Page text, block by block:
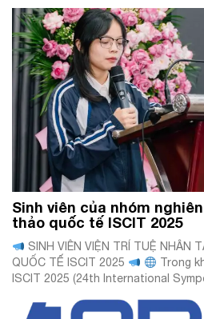
trong nhóm. Buổi seminar vinh dự
nhóm là GS.TS.BS Guy Nagels […]
Sinh viên của nhóm
thảo quốc tế ISCIT 2025
SINH VIÊN VIỆN TRÍ TUỆ NHÂN
QUỐC TẾ ISCIT 2025
Trong
ISCIT 2025 (24th International
Nội từ ngày 16-18/10/2025, hai